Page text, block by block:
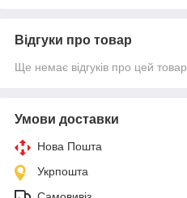
Відгуки про товар
Ще немає відгуків про цей товар
Умови доставки
Нова Пошта
Укрпошта